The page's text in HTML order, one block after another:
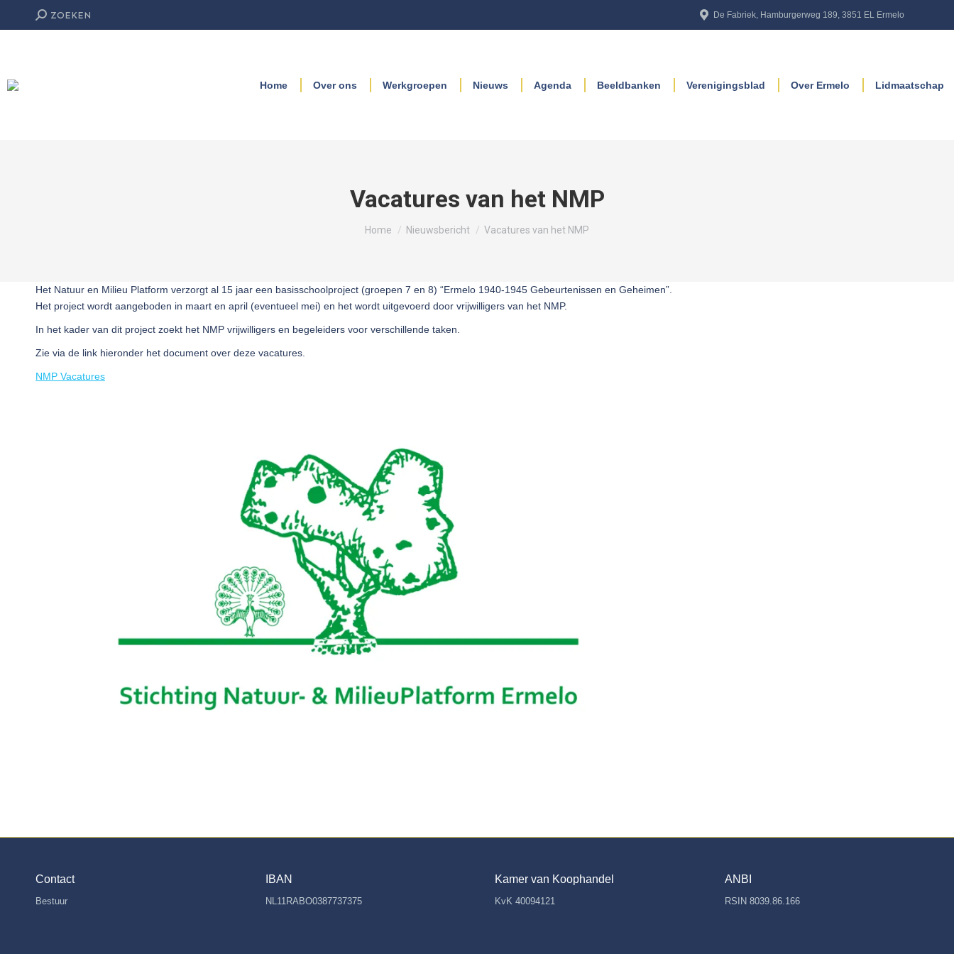
Zoeken:
ZOEKEN De Fabriek, Hamburgerweg 189, 3851 EL Ermelo
Home Over ons Werkgroepen Nieuws Agenda Beeldbanken Verenigingsblad Over Ermelo Lidmaatschap
Vacatures van het NMP
Home Nieuwsbericht Vacatures van het NMP
Het Natuur en Milieu Platform verzorgt al 15 jaar een basisschoolproject (groepen 7 en 8) “Ermelo 1940-1945 Gebeurtenissen en Geheimen”.
Het project wordt aangeboden in maart en april (eventueel mei) en het wordt uitgevoerd door vrijwilligers van het NMP.
In het kader van dit project zoekt het NMP vrijwilligers en begeleiders voor verschillende taken.
Zie via de link hieronder het document over deze vacatures.
NMP Vacatures
Contact
Bestuur
IBAN
NL11RABO0387737375
Kamer van Koophandel
KvK 40094121
ANBI
RSIN 8039.86.166